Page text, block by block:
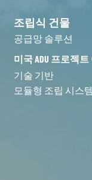
조립식 건물
공급망 솔루션
미국 ADU 프로젝
기술 기반
모듈형 조립 시스템